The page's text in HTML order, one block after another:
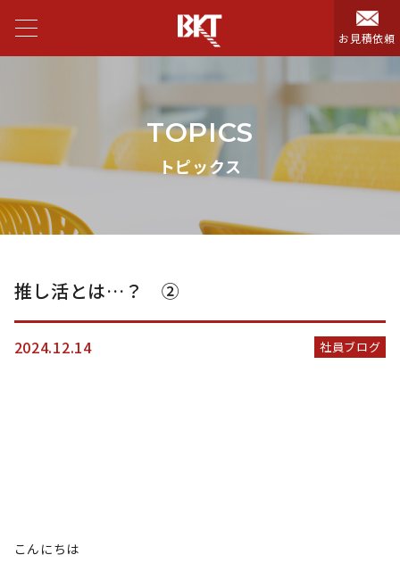
お見積依頼
TOPICS
トピックス
推し活とは…？ ②
2024.12.14 社員ブログ
こんにちは